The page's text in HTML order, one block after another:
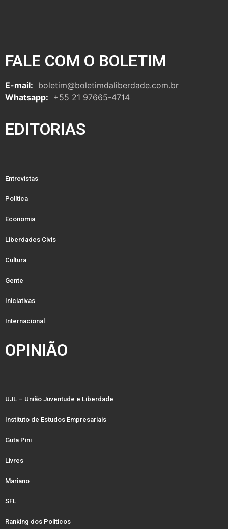
FALE COM O BOLETIM
E-mail: boletim@boletimdaliberdade.com.br
Whatsapp: +55 21 97665-4714
EDITORIAS
Entrevistas
Política
Economia
Liberdades Civis
Cultura
Gente
Iniciativas
Internacional
OPINIÃO
UJL – União Juventude e Liberdade
Instituto de Estudos Empresariais
Guta Pini
Livres
Mariano
SFL
Ranking dos Politicos